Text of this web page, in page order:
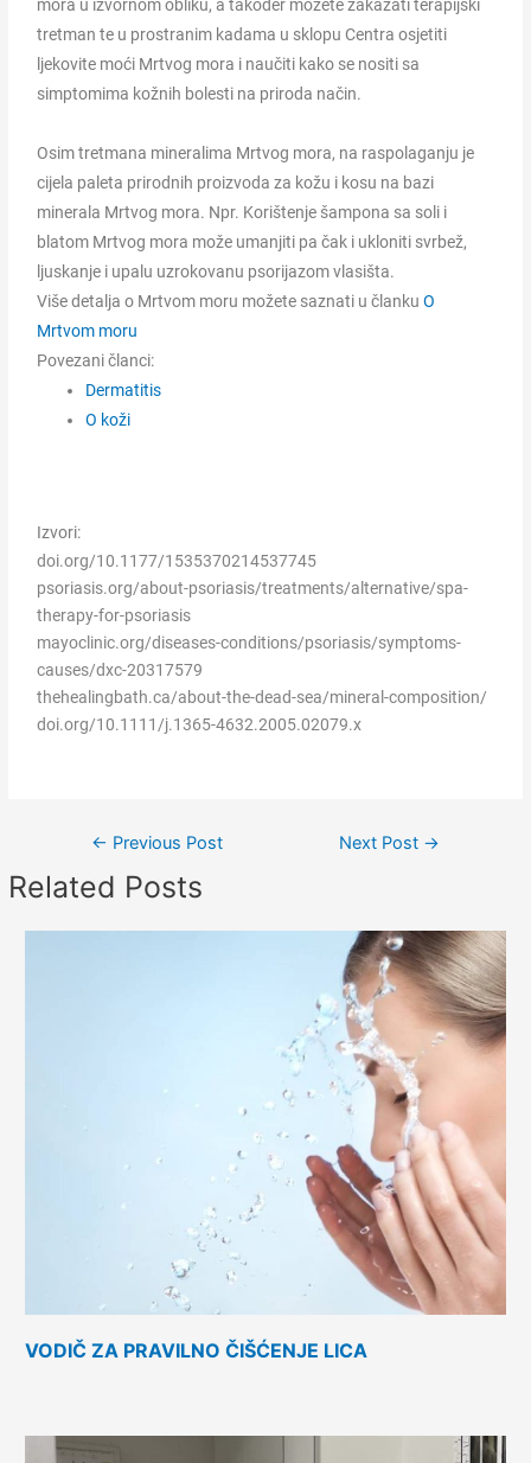
mora u izvornom obliku, a također možete zakazati terapijski
tretman te u prostranim kadama u sklopu Centra osjetiti
ljekovite moći Mrtvog mora i naučiti kako se nositi sa
simptomima kožnih bolesti na priroda način.
Osim tretmana mineralima Mrtvog mora, na raspolaganju je
cijela paleta prirodnih proizvoda za kožu i kosu na bazi
minerala Mrtvog mora. Npr. Korištenje šampona sa soli i
blatom Mrtvog mora može umanjiti pa čak i ukloniti svrbež,
ljuskanje i upalu uzrokovanu psorijazom vlasišta.
Više detalja o Mrtvom moru možete saznati u člankuO
Mrtvom moru
Povezani članci:
Dermatitis
O koži
Izvori:
doi.org/10.1177/1535370214537745
psoriasis.org/about-psoriasis/treatments/alternative/spa-
therapy-for-psoriasis
mayoclinic.org/diseases-conditions/psoriasis/symptoms-
causes/dxc-20317579
thehealingbath.ca/about-the-dead-sea/mineral-composition/
doi.org/10.1111/j.1365-4632.2005.02079.x
← Previous Post Next Post →
Related Posts
VODIČ ZA PRAVILNO ČIŠĆENJE LICA